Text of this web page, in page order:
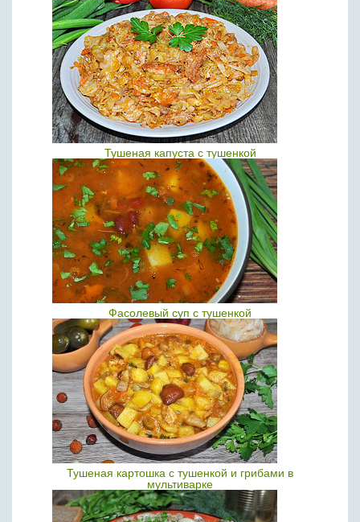
Тушеная капуста с тушенкой
Фасолевый суп с тушенкой
Тушеная картошка с тушенкой и грибами в
мультиварке